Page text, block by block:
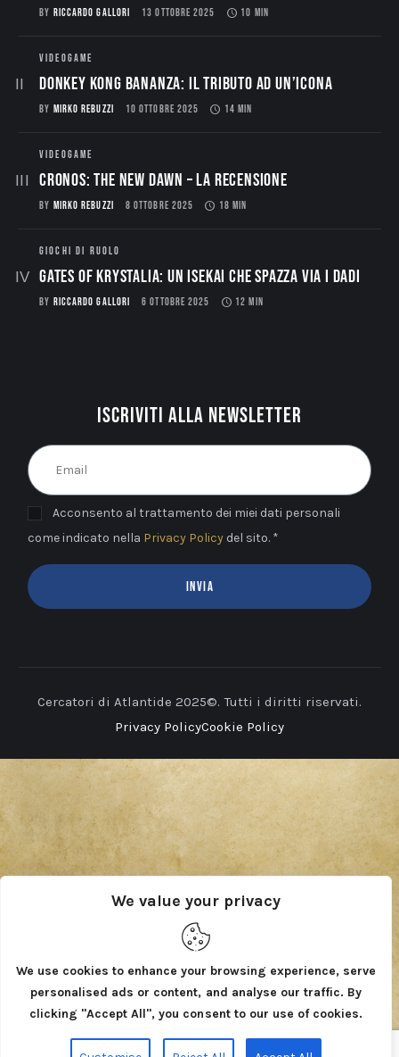
We value your privacy
We use cookies to enhance your browsing experience, serve
personalised ads or content, and analyse our traffic. By
clicking "Accept All", you consent to our use of cookies.
BY RICCARDO GALLORI 13 OTTOBRE 2025 10 MIN
VIDEOGAME
Donkey Kong Bananza: Il Tributo ad un’Icona
BY MIRKO REBUZZI 10 OTTOBRE 2025 14 MIN
VIDEOGAME
CRONOS: THE NEW DAWN – La Recensione
BY MIRKO REBUZZI 8 OTTOBRE 2025 18 MIN
GIOCHI DI RUOLO
Gates of Krystalia: Un Isekai che spazza via i dadi
BY RICCARDO GALLORI 6 OTTOBRE 2025 12 MIN
Iscriviti alla newsletter
Acconsento al trattamento dei miei dati personali
come indicato nella Privacy Policy del sito. *
INVIA
Cercatori di Atlantide 2025©. Tutti i diritti riservati.
Privacy PolicyCookie Policy